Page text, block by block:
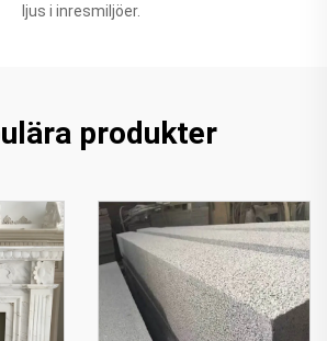
ljus i inresmiljöer.
produkter